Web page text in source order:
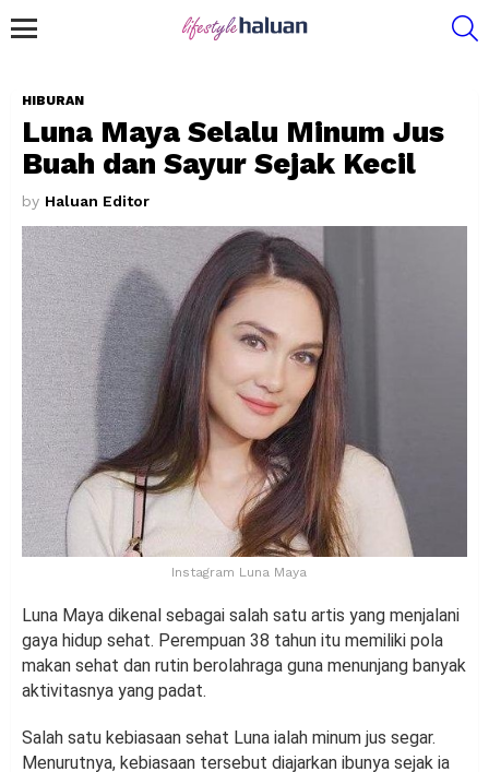
HIBURAN
Luna Maya Selalu Minum Jus
Buah dan Sayur Sejak Kecil
by Haluan Editor
Instagram Luna Maya
Luna Maya dikenal sebagai salah satu artis yang menjalani
gaya hidup sehat. Perempuan 38 tahun itu memiliki pola
makan sehat dan rutin berolahraga guna menunjang banyak
aktivitasnya yang padat.
Salah satu kebiasaan sehat Luna ialah minum jus segar.
Menurutnya, kebiasaan tersebut diajarkan ibunya sejak ia